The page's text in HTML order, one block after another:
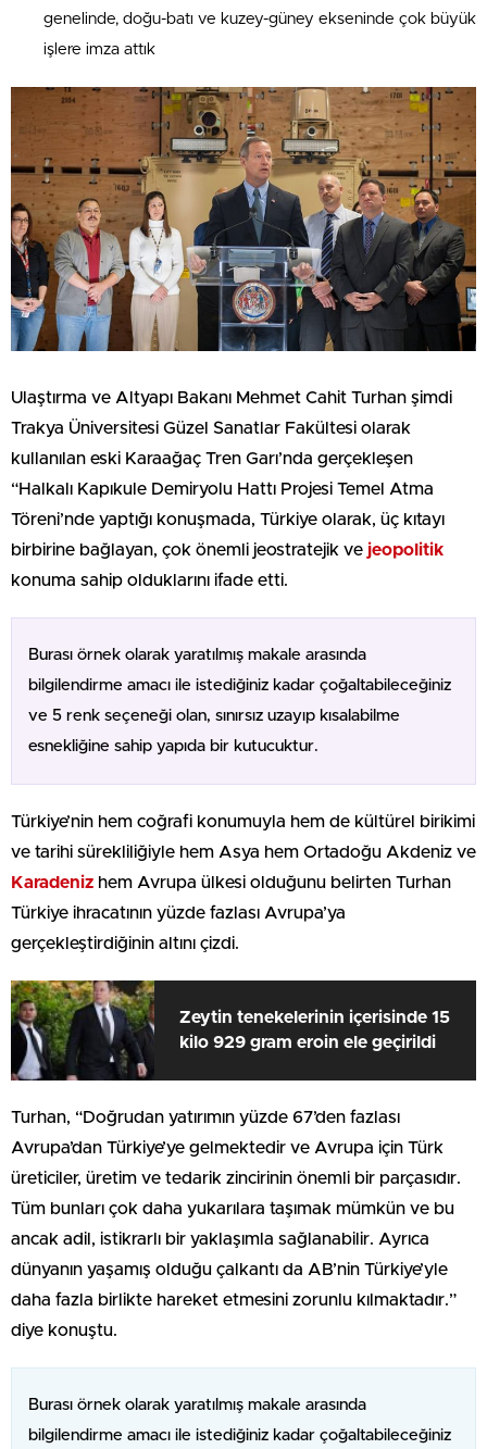
genelinde, doğu-batı ve kuzey-güney ekseninde çok büyük
işlere imza attık
Ulaştırma ve Altyapı Bakanı Mehmet Cahit Turhan şimdi
Trakya Üniversitesi Güzel Sanatlar Fakültesi olarak
kullanılan eski Karaağaç Tren Garı’nda gerçekleşen
“Halkalı Kapıkule Demiryolu Hattı Projesi Temel Atma
Töreni’nde yaptığı konuşmada, Türkiye olarak, üç kıtayı
birbirine bağlayan, çok önemli jeostratejik ve jeopolitik
konuma sahip olduklarını ifade etti.
Burası örnek olarak yaratılmış makale arasında
bilgilendirme amacı ile istediğiniz kadar çoğaltabileceğiniz
ve 5 renk seçeneği olan, sınırsız uzayıp kısalabilme
esnekliğine sahip yapıda bir kutucuktur.
Türkiye’nin hem coğrafi konumuyla hem de kültürel birikimi
ve tarihi sürekliliğiyle hem Asya hem Ortadoğu Akdeniz ve
Karadeniz hem Avrupa ülkesi olduğunu belirten Turhan
Türkiye ihracatının yüzde fazlası Avrupa’ya
gerçekleştirdiğinin altını çizdi.
Zeytin tenekelerinin içerisinde 15
kilo 929 gram eroin ele geçirildi
Turhan, “Doğrudan yatırımın yüzde 67’den fazlası
Avrupa’dan Türkiye’ye gelmektedir ve Avrupa için Türk
üreticiler, üretim ve tedarik zincirinin önemli bir parçasıdır.
Tüm bunları çok daha yukarılara taşımak mümkün ve bu
ancak adil, istikrarlı bir yaklaşımla sağlanabilir. Ayrıca
dünyanın yaşamış olduğu çalkantı da AB’nin Türkiye’yle
daha fazla birlikte hareket etmesini zorunlu kılmaktadır.”
diye konuştu.
Burası örnek olarak yaratılmış makale arasında
bilgilendirme amacı ile istediğiniz kadar çoğaltabileceğiniz